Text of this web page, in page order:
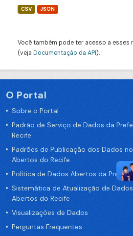
CSV JSON
Você também pode ter acesso a esses
(veja Documentação da API).
O Portal
Sobre o Portal
Padrão de Serviço de Dados da
Recife
Padrões de Publicação dos Dados
Abertos do Recife
Política de Dados Abertos da
Sistemática de Atualização de
Abertos do Recife
Visualizações de Dados
Perguntas Frequentes